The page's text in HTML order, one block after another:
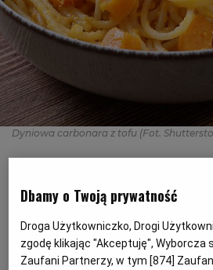
NAPOJE
MIĘSA
DOMOWE
KUCHNIA
KUCHNIA
KUCHNIA
ZAKUPY
FIT
WEGAN
PODRÓŻE
FELIETONY
SZEF
NASZE
BIAŁYSTOK
DUŻY
WYBORCZA
Dyniowa carbonara z tofu (Fot.
wegańskiej odsłonie?
ale dyniowa carbonara z
wyjątkowo pyszna i
Dbamy o Twoją prywatność
Droga Użytkowniczko, Drogi
zgodę klikając "Akceptuję", Wyborcza
Zaufani Partnerzy, w tym [874]